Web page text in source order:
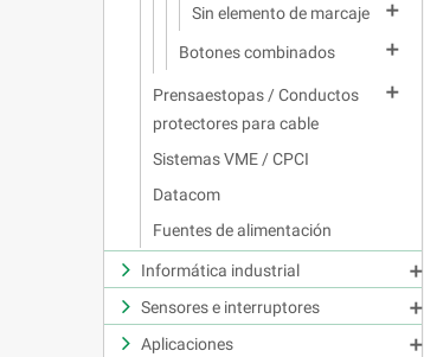
Sin elemento de marcaje 
Botones combinados 
Prensaestopas / Conductos
protectores para cable

Sistemas VME / CPCI
Datacom
Fuentes de alimentación
Informática industrial

Sensores e interruptores

Aplicaciones
